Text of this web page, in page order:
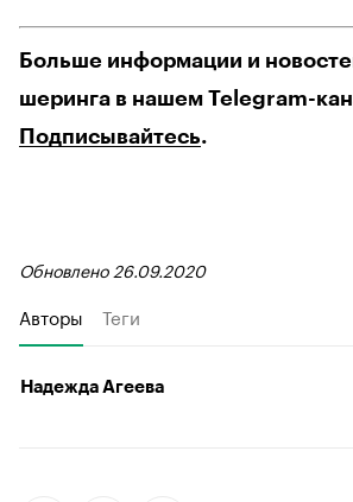
Больше информации и
шеринга в нашем Telegram-
Подписывайтесь.
Обновлено 26.09.2020
Авторы Теги
Надежда Агеева